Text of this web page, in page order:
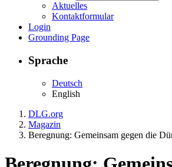
Aktuelles
Kontaktformular
Login
Grounding Page
Sprache
Deutsch
English
DLG.org
Magazin
Beregnung: Gemeinsam gegen die